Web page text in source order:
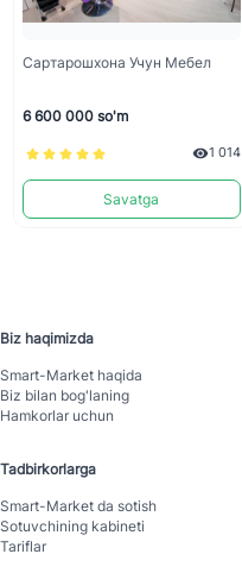
Сартарошхона Учун Мебел
6 600 000 so'm
1 014
Savatga
Biz haqimizda
Smart-Mаrket haqida
Biz bilan bog'laning
Hamkorlar uchun
Tadbirkorlarga
Smart-Mаrket da sotish
Sotuvchining kabineti
Tariflar